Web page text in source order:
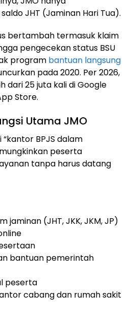
JHT (Jaminan Hari Tua).
bertambah termasuk klaim
pengecekan status BSU
program bantuan langsung
pada 2020. Per 2026,
dari 25 juta kali di Google
Store.
Utama JMO
BPJS dalam
peserta
tanpa harus datang
jaminan (JHT, JKK, JKM, JP)
bantuan pemerintah
peserta
cabang dan rumah sakit